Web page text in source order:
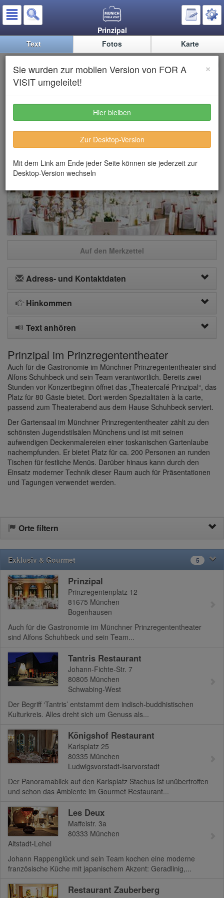
×
Sie wurden zur mobilen Version von FOR A
VISIT umgeleitet!
Hier bleiben
Zur Desktop-Version
Mit dem Link am Ende jeder Seite können sie jederzeit zur
Desktop-Version wechseln
Prinzipal
Text
Fotos Karte
Prinzipal im
Prinzregententheater
Auf den Merkzettel
Adress- und Kontaktdaten
Hinkommen
Text anhören
Prinzipal im Prinzregententheater
Auch für die Gastronomie im Münchner Prinzregententheater sind
Alfons Schuhbeck und sein Team verantwortlich. Bereits zwei
Stunden vor Konzertbeginn öffnet das „Theatercafé Prinzipal“, das
Platz für 80 Gäste bietet. Dort werden Spezialitäten à la carte,
passend zum Theaterabend aus dem Hause Schuhbeck serviert.
Der Gartensaal im Münchner Prinzregententheater zählt zu den
schönsten Jugendstilsälen Münchens und ist mit seinen
aufwendigen Deckenmalereien einer toskanischen Gartenlaube
nachempfunden. Er bietet Platz für ca. 200 Personen an runden
Tischen für festliche Menüs. Darüber hinaus kann durch den
Einsatz moderner Technik dieser Raum auch für Präsentationen
und Tagungen verwendet werden.
Orte filtern
Exklusiv & Gourmet 5
Prinzipal
Prinzregentenplatz 12
81675 München
Bogenhausen
Auch für die Gastronomie im Münchner Prinzregententheater
sind Alfons Schuhbeck und sein Team...
Tantris Restaurant
Johann-Fichte-Str. 7
80805 München
Schwabing-West
Der Begriff ‘Tantris’ entstammt dem indisch-buddhistischen
Kulturkreis. Alles dreht sich um Genuss als...
Königshof Restaurant
Karlsplatz 25
80335 München
Ludwigsvorstadt-Isarvorstadt
Der Panoramablick auf den Karlsplatz Stachus ist unübertroffen
und schon das Ambiente im Gourmet Restaurant...
Les Deux
Maffeistr. 3a
80333 München
Altstadt-Lehel
Johann Rappenglück und sein Team kochen eine moderne
französische Küche mit japanischem Akzent: Geradlinig,...
Restaurant Zauberberg